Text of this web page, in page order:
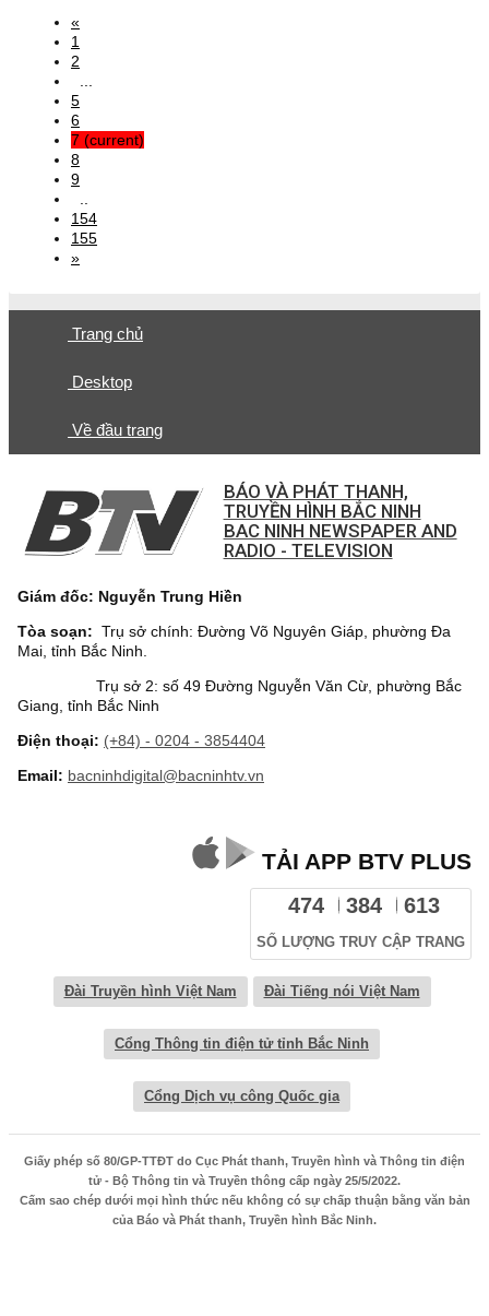
«
1
2
...
5
6
7 (current)
8
9
..
154
155
»
Trang chủ
Desktop
Về đầu trang
BÁO VÀ PHÁT THANH,
TRUYỀN HÌNH BẮC NINH
BAC NINH NEWSPAPER AND
RADIO - TELEVISION
Giám đốc: Nguyễn Trung Hiền
Tòa soạn: Trụ sở chính: Đường Võ Nguyên Giáp, phường Đa
Mai, tỉnh Bắc Ninh.
Trụ sở 2: số 49 Đường Nguyễn Văn Cừ, phường Bắc
Giang, tỉnh Bắc Ninh
Điện thoại: (+84) - 0204 - 3854404
Email: bacninhdigital@bacninhtv.vn
TẢI APP BTV PLUS
474 384 613
SỐ LƯỢNG TRUY CẬP TRANG
Đài Truyền hình Việt Nam Đài Tiếng nói Việt Nam
Cổng Thông tin điện tử tỉnh Bắc Ninh
Cổng Dịch vụ công Quốc gia
Giấy phép số 80/GP-TTĐT do Cục Phát thanh, Truyền hình và Thông tin điện
tử - Bộ Thông tin và Truyền thông cấp ngày 25/5/2022.
Cấm sao chép dưới mọi hình thức nếu không có sự chấp thuận bằng văn bản
của Báo và Phát thanh, Truyền hình Bắc Ninh.